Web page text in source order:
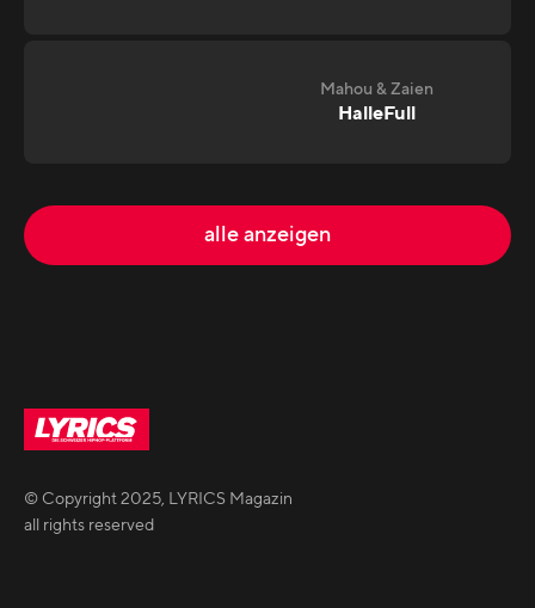
Mahou & Zaien
HalleFull
alle anzeigen
© Copyright2025, LYRICS Magazin
all rights reserved